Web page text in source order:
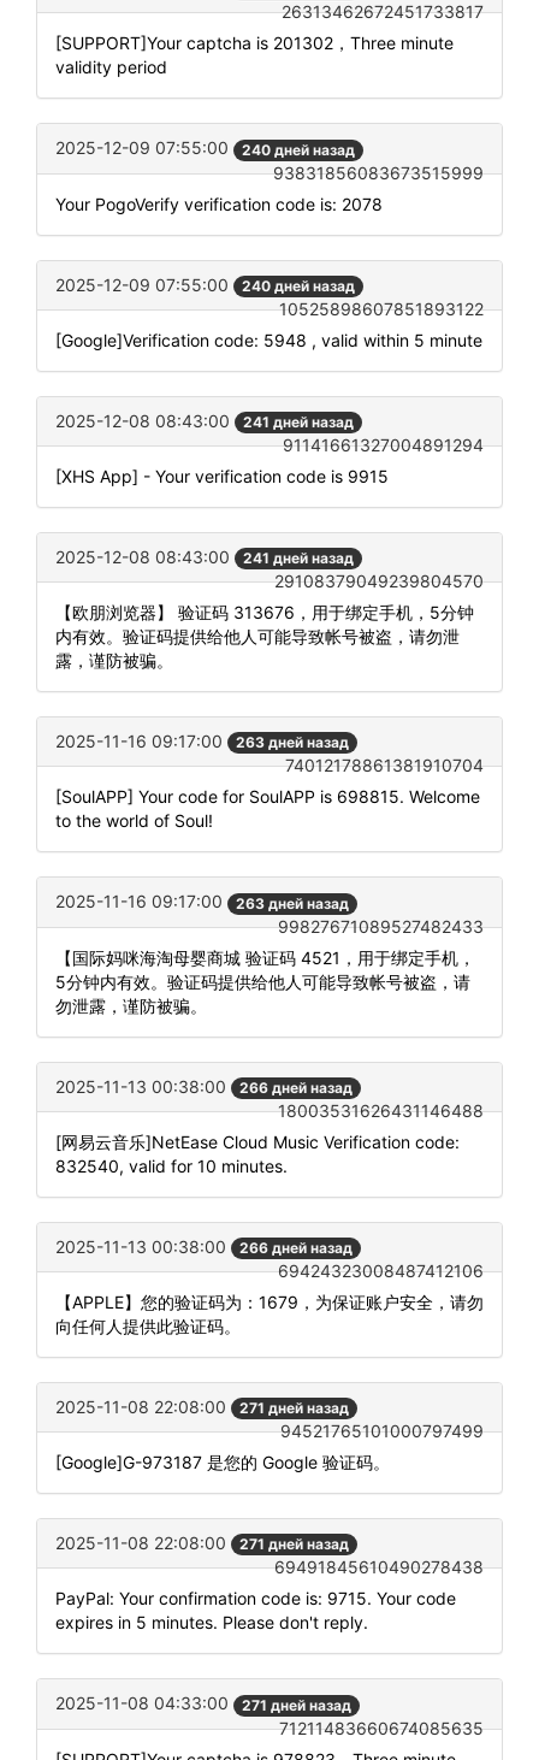
26313462672451733817
[SUPPORT]Your captcha is 201302，Three minute
validity period
2025-12-09 07:55:00 240 дней назад
93831856083673515999
Your PogoVerify verification code is: 2078
2025-12-09 07:55:00 240 дней назад
10525898607851893122
[Google]Verification code: 5948 , valid within 5 minute
2025-12-08 08:43:00 241 дней назад
91141661327004891294
[XHS App] - Your verification code is 9915
2025-12-08 08:43:00 241 дней назад
29108379049239804570
【欧朋浏览器】 验证码 313676，用于绑定手机，5分钟
内有效。验证码提供给他人可能导致帐号被盗，请勿泄
露，谨防被骗。
2025-11-16 09:17:00 263 дней назад
74012178861381910704
[SoulAPP] Your code for SoulAPP is 698815. Welcome
to the world of Soul!
2025-11-16 09:17:00 263 дней назад
99827671089527482433
【国际妈咪海淘母婴商城 验证码 4521，用于绑定手机，
5分钟内有效。验证码提供给他人可能导致帐号被盗，请
勿泄露，谨防被骗。
2025-11-13 00:38:00 266 дней назад
18003531626431146488
[网易云音乐]NetEase Cloud Music Verification code:
832540, valid for 10 minutes.
2025-11-13 00:38:00 266 дней назад
69424323008487412106
【APPLE】您的验证码为：1679，为保证账户安全，请勿
向任何人提供此验证码。
2025-11-08 22:08:00 271 дней назад
94521765101000797499
[Google]G-973187 是您的 Google 验证码。
2025-11-08 22:08:00 271 дней назад
69491845610490278438
PayPal: Your confirmation code is: 9715. Your code
expires in 5 minutes. Please don't reply.
2025-11-08 04:33:00 271 дней назад
71211483660674085635